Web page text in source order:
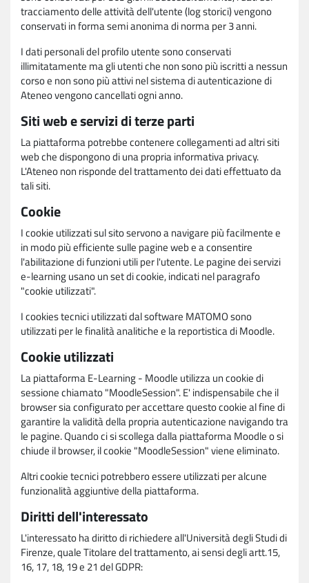
tracciamento delle attività dell'utente (log storici) vengono
conservati in forma semi anonima di norma per 3 anni.
I dati personali del profilo utente sono conservati
illimitatamente ma gli utenti che non sono più iscritti a nessun
corso e non sono più attivi nel sistema di autenticazione di
Ateneo vengono cancellati ogni anno.
Siti web e servizi di terze parti
La piattaforma potrebbe contenere collegamenti ad altri siti
web che dispongono di una propria informativa privacy.
L'Ateneo non risponde del trattamento dei dati effettuato da
tali siti.
Cookie
I cookie utilizzati sul sito servono a navigare più facilmente e
in modo più efficiente sulle pagine web e a consentire
l'abilitazione di funzioni utili per l'utente. Le pagine dei servizi
e-learning usano un set di cookie, indicati nel paragrafo
"cookie utilizzati".
I cookies tecnici utilizzati dal software MATOMO sono
utilizzati per le finalità analitiche e la reportistica di Moodle.
Cookie utilizzati
La piattaforma E-Learning - Moodle utilizza un cookie di
sessione chiamato "MoodleSession". E' indispensabile che il
browser sia configurato per accettare questo cookie al fine di
garantire la validità della propria autenticazione navigando tra
le pagine. Quando ci si scollega dalla piattaforma Moodle o si
chiude il browser, il cookie "MoodleSession" viene eliminato.
Altri cookie tecnici potrebbero essere utilizzati per alcune
funzionalità aggiuntive della piattaforma.
Diritti dell'interessato
L'interessato ha diritto di richiedere all'Università degli Studi di
Firenze, quale Titolare del trattamento, ai sensi degli artt.15,
16, 17, 18, 19 e 21 del GDPR: